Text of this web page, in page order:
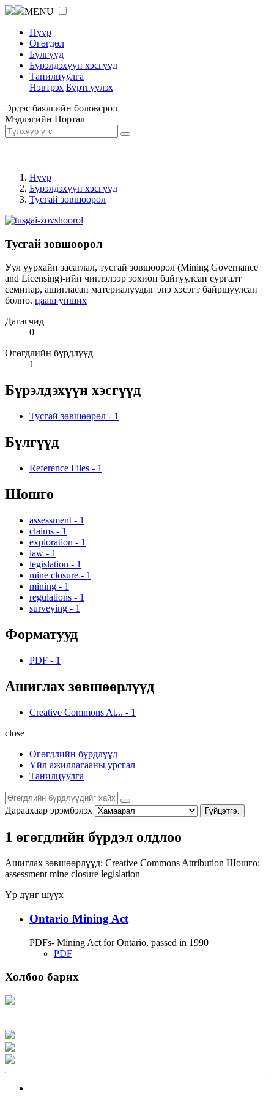
MENU
Нүүр
Өгөгдөл
Бүлгүүд
Бүрэлдэхүүн хэсгүүд
Танилцуулга
Нэвтрэх Бүртгүүлэх
Эрдэс баялгийн боловсрол
Мэдлэгийн Портал
Нүүр
Бүрэлдэхүүн хэсгүүд
Тусгай зөвшөөрөл
Тусгай зөвшөөрөл
Уул уурхайн засаглал, тусгай зөвшөөрөл (Mining Governance
and Licensing)-ийн чиглэлээр зохион байгуулсан сургалт
семинар, ашигласан материалуудыг энэ хэсэгт байршуулсан
болно. цааш унших
Дагагчид
0
Өгөгдлийн бүрдлүүд
1
Бүрэлдэхүүн хэсгүүд
Тусгай зөвшөөрөл - 1
Бүлгүүд
Reference Files - 1
Шошго
assessment - 1
claims - 1
exploration - 1
law - 1
legislation - 1
mine closure - 1
mining - 1
regulations - 1
surveying - 1
Форматууд
PDF - 1
Ашиглах зөвшөөрлүүд
Creative Commons At... - 1
close
Өгөгдлийн бүрдлүүд
Үйл ажиллагааны урсгал
Танилцуулга
Дараахаар эрэмбэлэх Гүйцэтгэ.
1 өгөгдлийн бүрдэл олдлоо
Ашиглах зөвшөөрлүүд: Creative Commons Attribution Шошго:
assessment mine closure legislation
Үр дүнг шүүх
Ontario Mining Act
PDFs- Mining Act for Ontario, passed in 1990
PDF
Холбоо барих